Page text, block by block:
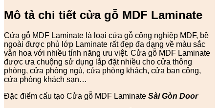
Mô tả chi tiết cửa gỗ MDF Laminate
Cửa gỗ MDF Laminate là loại cửa gỗ công nghiệp MDF, bề
ngoài được phủ lớp Laminate rất đẹp đa dạng về màu sắc
vân hoa với nhiều tính năng ưu việt. Cửa gỗ MDF Laminate
được ưa chuộng sử dụng lắp đặt nhiều cho cửa thông
phòng, cửa phòng ngủ, cửa phòng khách, cửa ban công,
cửa phòng khách sạn…
Đặc điểm cấu tạo Cửa gỗ MDF Laminate Sài Gòn Door